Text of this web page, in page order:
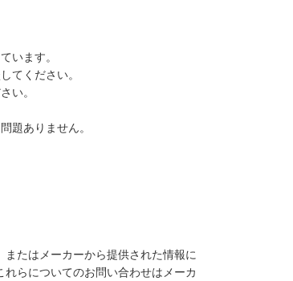
います。
てください。
い。
題ありません。
たはメーカーから提供された情報に
らについてのお問い合わせはメーカ